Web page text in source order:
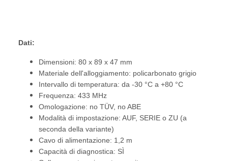
Dati:
Dimensioni: 80 x 89 x 47 mm
Materiale dell'alloggiamento: policarbonato grigio
Intervallo di temperatura: da -30 °C a +80 °C
Frequenza: 433 MHz
Omologazione: no TÜV, no ABE
Modalità di impostazione: AUF, SERIE o ZU (a
seconda della variante)
Cavo di alimentazione: 1,2 m
Capacità di diagnostica: SÌ